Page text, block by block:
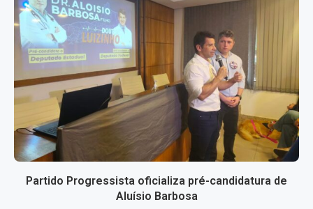
Partido Progressista oficializa pré-candidatura de
Aluísio Barbosa